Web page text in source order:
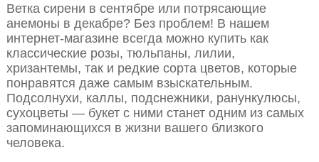
Ветка сирени в сентябре или потрясающие
анемоны в декабре? Без проблем! В нашем
интернет-магазине всегда можно купить как
классические розы, тюльпаны, лилии,
хризантемы, так и редкие сорта цветов, которые
понравятся даже самым взыскательным.
Подсолнухи, каллы, подснежники, ранункулюсы,
сухоцветы — букет с ними станет одним из самых
запоминающихся в жизни вашего близкого
человека.